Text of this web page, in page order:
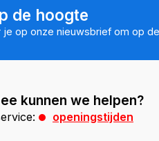
de hoogte
je op onze nieuwsbrief om op
kunnen we helpen?
openingstijden